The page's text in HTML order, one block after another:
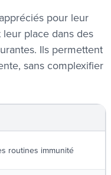
pour leur
place dans des
Ils permettent
sans complexifier
routines immunité